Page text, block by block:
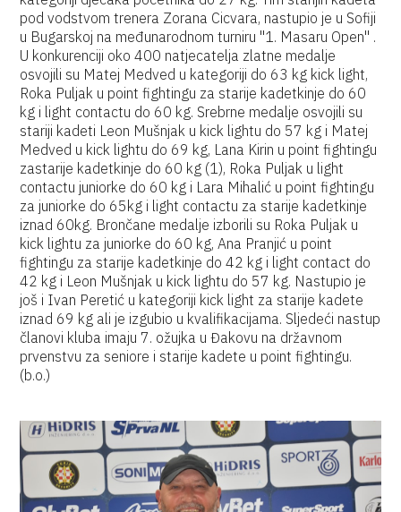
pod vodstvom trenera Zorana Cicvara, nastupio je u Sofiji
u Bugarskoj na međunarodnom turniru "1. Masaru Open" .
U konkurenciji oko 400 natjecatelja zlatne medalje
osvojili su Matej Medved u kategoriji do 63 kg kick light,
Roka Puljak u point fightingu za starije kadetkinje do 60
kg i light contactu do 60 kg. Srebrne medalje osvojili su
stariji kadeti Leon Mušnjak u kick lightu do 57 kg i Matej
Medved u kick lightu do 69 kg, Lana Kirin u point fightingu
zastarije kadetkinje do 60 kg (1), Roka Puljak u light
contactu juniorke do 60 kg i Lara Mihalić u point fightingu
za juniorke do 65kg i light contactu za starije kadetkinje
iznad 60kg. Brončane medalje izborili su Roka Puljak u
kick lightu za juniorke do 60 kg, Ana Pranjić u point
fightingu za starije kadetkinje do 42 kg i light contact do
42 kg i Leon Mušnjak u kick lightu do 57 kg. Nastupio je
još i Ivan Peretić u kategoriji kick light za starije kadete
iznad 69 kg ali je izgubio u kvalifikacijama. Sljedeći nastup
članovi kluba imaju 7. ožujka u Đakovu na državnom
prvenstvu za seniore i starije kadete u point fightingu.
(b.o.)